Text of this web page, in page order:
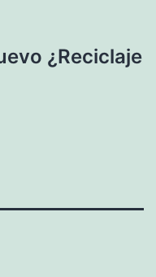
¿Reciclaje